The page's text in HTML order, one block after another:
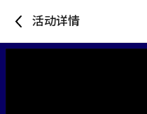
活动详情